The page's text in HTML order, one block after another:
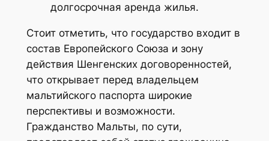
долгосрочная аренда жилья.
Стоит отметить, что государство входит в
состав Европейского Союза и зону
действия Шенгенских договоренностей,
что открывает перед владельцем
мальтийского паспорта широкие
перспективы и возможности.
Гражданство Мальты, по сути,